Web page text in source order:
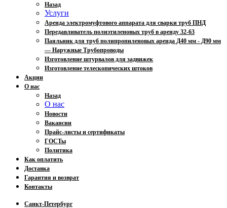
Назад
Услуги
Аренда электромуфтового аппарата для сварки труб ПНД
Передавливатель полиэтиленовых труб в аренду 32-63
Паяльник для труб полипропиленовых аренда Д40 мм - Д90 мм
— Наружные Трубопроводы
Изготовление штурвалов для задвижек
Изготовление телескопических штоков
Акции
О нас
Назад
О нас
Новости
Вакансии
Прайс-листы и сертификаты
ГОСТы
Политика
Как оплатить
Доставка
Гарантия и возврат
Контакты
Санкт-Петербург